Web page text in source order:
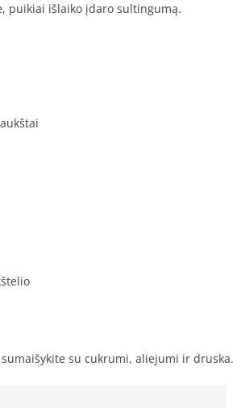
puikiai išlaiko įdaro sultingumą.
su cukrumi, aliejumi ir druska.